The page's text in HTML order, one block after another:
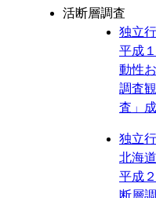
活断層調査
独立
平成
動性
調査
査」
独立
北海
平成